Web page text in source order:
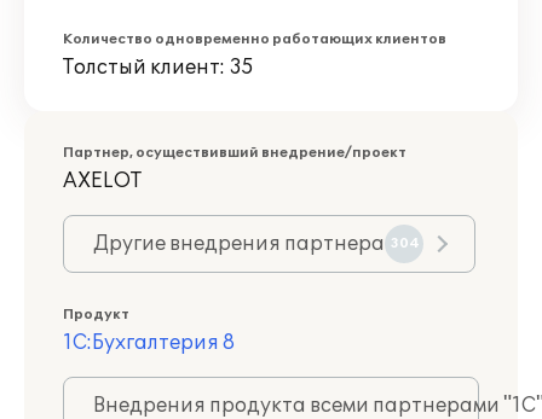
Количество одновременно работающих клиентов
Толстый клиент: 35
Партнер, осуществивший внедрение/проект
AXELOT
Другие внедрения партнера 304
Продукт
1С:Бухгалтерия 8
Внедрения продукта всеми партнерами